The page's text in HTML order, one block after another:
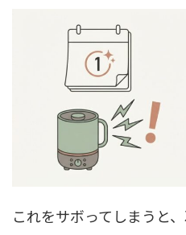
これをサボってしまうと